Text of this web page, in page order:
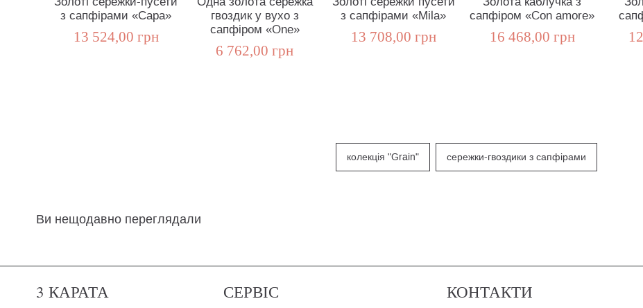
з сапфірами «Сара»
13 524,00 грн
гвоздик у вухо з
сапфіром «One»
6 762,00 грн
з сапфірами «Mila»
13 708,00 грн
сапфіром «Con amore»
16 468,00 грн
колекція "Grain" сережки-гвоздики з сапфірами
Ви нещодавно переглядали
3 КАРАТА СЕРВІС КОНТАКТИ